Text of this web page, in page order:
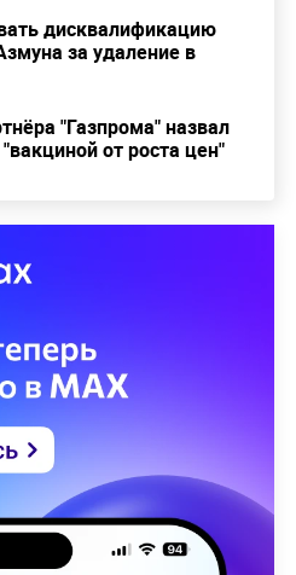
дисквалификацию
за удаление в
"Газпрома" назвал
от роста цен"